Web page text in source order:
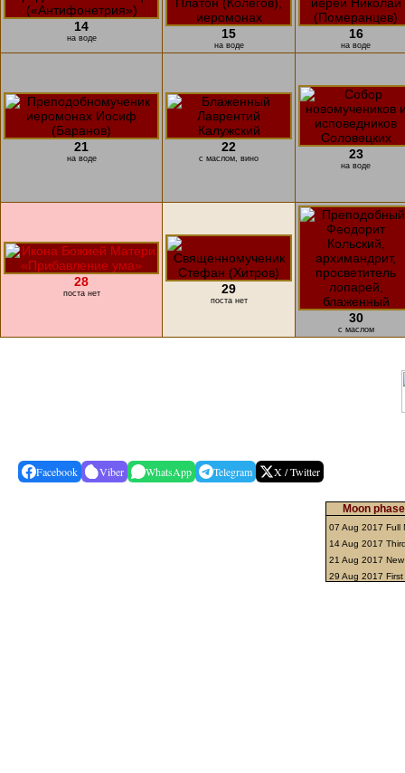
14
на воде 15
на воде
16
на воде
21
на воде
22
с маслом, вино 23
на воде
28
поста нет 29
поста нет
30
с маслом
Facebook Viber WhatsApp Telegram X / Twitter
Moon
07 Aug 2017 Full
14 Aug 2017
21 Aug 2017
29 Aug 2017